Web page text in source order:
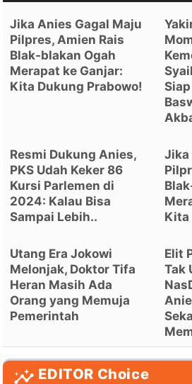
Jika Anies Gagal Maju
Pilpres, Amien Rais
Blak-blakan Ogah
Merapat ke Ganjar:
Kita Dukung Prabowo!
Resmi Dukung Anies,
PKS Udah Keker 86
Kursi Parlemen di
2024: Kalau Bisa
Sampai Lebih..
Jika
Kita
Utang Era Jokowi
Melonjak, Doktor Tifa
Heran Masih Ada
Orang yang Memuja
Pemerintah
Elit
Tak
EDITOR Choice